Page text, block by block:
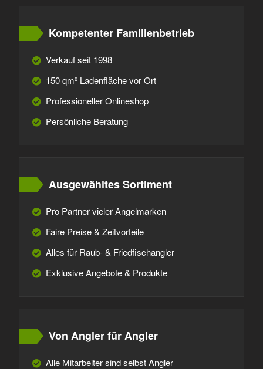
Kompetenter Familienbetrieb
Verkauf seit 1998
150 qm² Ladenfläche vor Ort
Professioneller Onlineshop
Persönliche Beratung
Ausgewähltes Sortiment
Pro Partner vieler Angelmarken
Faire Preise & Zeitvorteile
Alles für Raub- & Friedfischangler
Exklusive Angebote & Produkte
Von Angler für Angler
Alle Mitarbeiter sind selbst Angler